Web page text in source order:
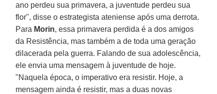
ano perdeu sua primavera, a juventude perdeu sua
flor", disse o estrategista ateniense após uma derrota.
Para Morin, essa primavera perdida é a dos amigos
da Resistência, mas também a de toda uma geração
dilacerada pela guerra. Falando de sua adolescência,
ele envia uma mensagem à juventude de hoje.
"Naquela época, o imperativo era resistir. Hoje, a
mensagem ainda é resistir, mas a duas novas